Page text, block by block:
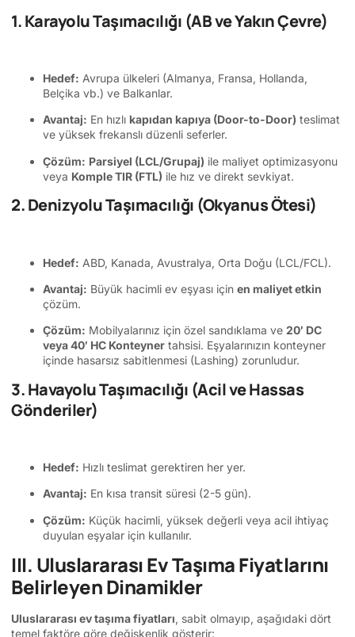
1. Karayolu Taşımacılığı (AB ve Yakın Çevre)
Hedef: Avrupa ülkeleri (Almanya, Fransa, Hollanda,
Belçika vb.) ve Balkanlar.
Avantaj: En hızlı kapıdan kapıya (Door-to-Door) teslimat
ve yüksek frekanslı düzenli seferler.
Çözüm: Parsiyel (LCL/Grupaj) ile maliyet optimizasyonu
veya Komple TIR (FTL) ile hız ve direkt sevkiyat.
2. Denizyolu Taşımacılığı (Okyanus Ötesi)
Hedef: ABD, Kanada, Avustralya, Orta Doğu (LCL/FCL).
Avantaj: Büyük hacimli ev eşyası için en maliyet etkin
çözüm.
Çözüm: Mobilyalarınız için özel sandıklama ve 20′ DC
veya 40′ HC Konteyner tahsisi. Eşyalarınızın konteyner
içinde hasarsız sabitlenmesi (Lashing) zorunludur.
3. Havayolu Taşımacılığı (Acil ve Hassas
Gönderiler)
Hedef: Hızlı teslimat gerektiren her yer.
Avantaj: En kısa transit süresi (2-5 gün).
Çözüm: Küçük hacimli, yüksek değerli veya acil ihtiyaç
duyulan eşyalar için kullanılır.
III. Uluslararası Ev Taşıma Fiyatlarını
Belirleyen Dinamikler
Uluslararası ev taşıma fiyatları, sabit olmayıp, aşağıdaki dört
temel faktöre göre değişkenlik gösterir: